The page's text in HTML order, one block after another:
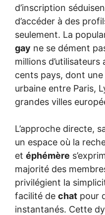
d’inscription
d’accéder à des
seulement. La
gay ne se dément
millions
cents pays, dont
urbaine entre Paris,
grandes villes
L’approche directe,
un espace où la
et éphémère
majorité des
privilégient la
facilité de chat pour
instantanés. Cette